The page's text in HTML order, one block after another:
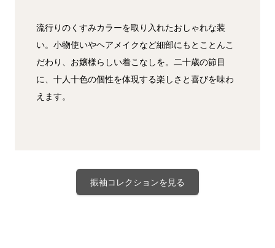
流行りのくすみカラーを取り入れたおしゃれな装
い。小物使いやヘアメイクなど細部にもとことんこ
だわり、お嬢様らしい着こなしを。二十歳の節目
に、十人十色の個性を体現する楽しさと喜びを味わ
えます。
振袖コレクションを見る